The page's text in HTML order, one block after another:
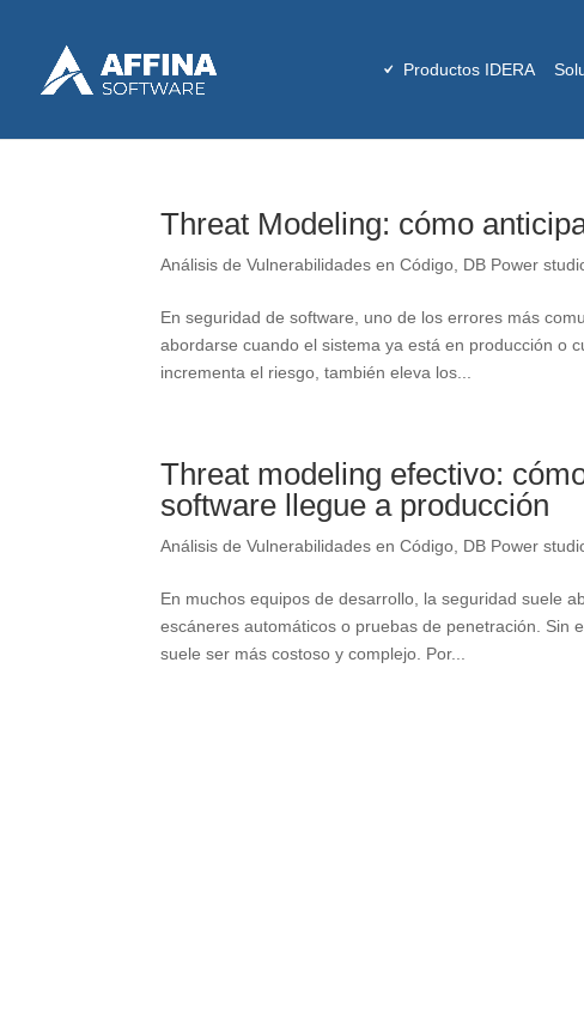
Productos IDERA
Threat Modeling: cómo
Análisis de Vulnerabilidades en Código DB Power
En seguridad de software, uno de los errores más
abordarse cuando el sistema ya está en producción o
incrementa el riesgo, también eleva los...
Threat modeling efectivo:
software llegue a producción
Análisis de Vulnerabilidades en Código DB Power
En muchos equipos de desarrollo, la seguridad suele
escáneres automáticos o pruebas de penetración. Sin
suele ser más costoso y complejo. Por...